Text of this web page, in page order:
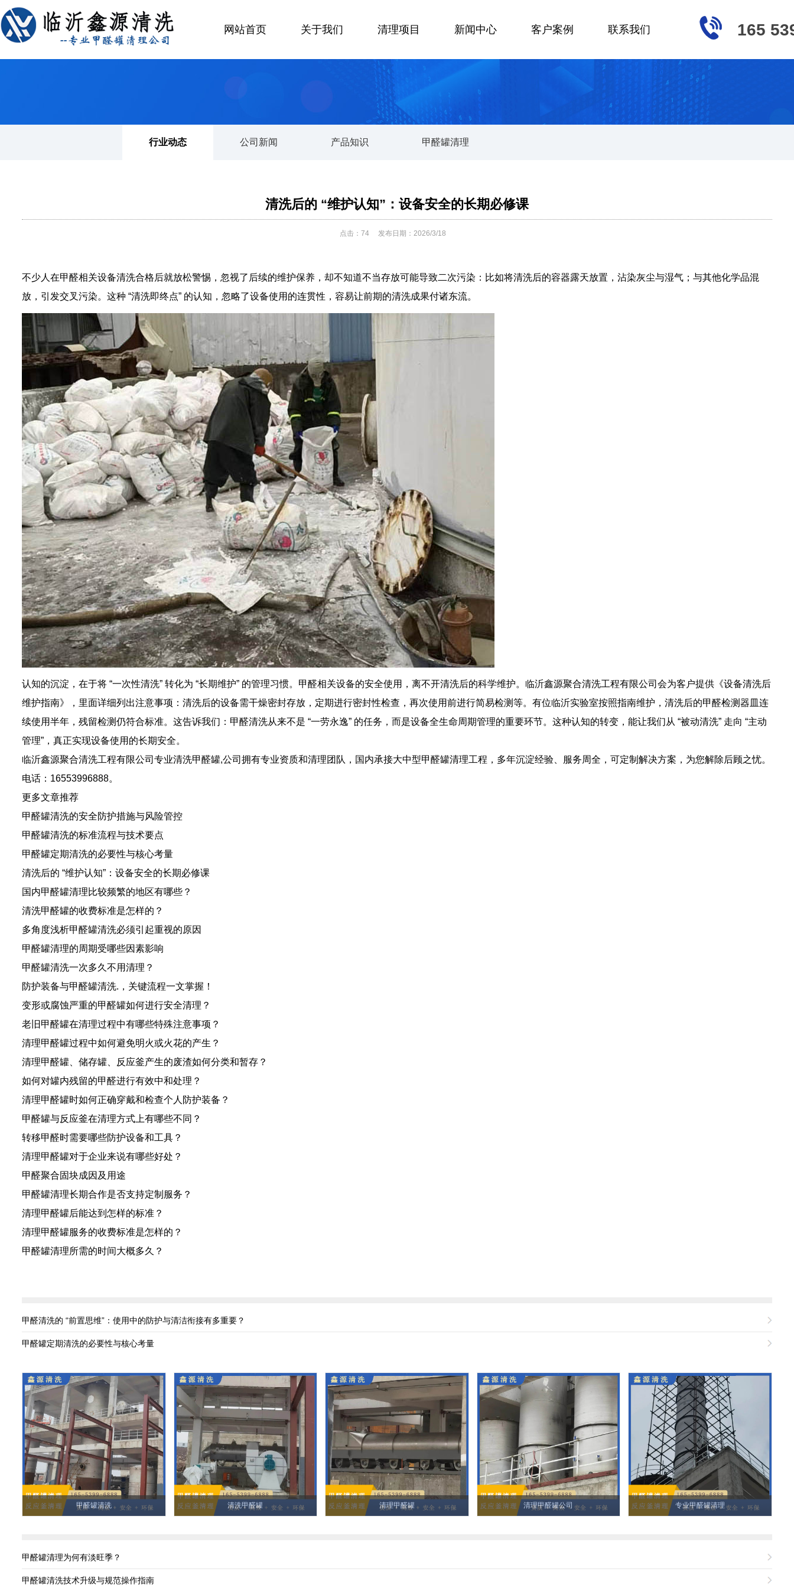
网站首页 关于我们 清理项目 新闻中心 客户案例 联系我们 165
首页 公司新闻
行业动态 公司新闻 产品知识 甲醛罐清理
清洗后的 “维护认知”：设备安全的长期必修课
点击： 74 发布日期：2026/3/18
不少人在甲醛相关设备清洗合格后就放松警惕，忽视了后续的维护保养，却不知道不当存放可能导致二次污染：比如将清洗后的容器露天放置，沾染灰尘与湿气；与其他化学品混
放，引发交叉污染。这种 “清洗即终点” 的认知，忽略了设备使用的连贯性，容易让前期的清洗成果付诸东流。
认知的沉淀，在于将 “一次性清洗” 转化为 “长期维护” 的管理习惯。甲醛相关设备的安全使用，离不开清洗后的科学维护。临沂鑫源聚合清洗工程有限公司会为客户提供《设备清洗后
维护指南》，里面详细列出注意事项：清洗后的设备需干燥密封存放，定期进行密封性检查，再次使用前进行简易检测等。有位临沂实验室按照指南维护，清洗后的甲醛检测器皿连
续使用半年，残留检测仍符合标准。这告诉我们：甲醛清洗从来不是 “一劳永逸” 的任务，而是设备全生命周期管理的重要环节。这种认知的转变，能让我们从 “被动清洗” 走向 “主动
管理”，真正实现设备使用的长期安全。
临沂鑫源聚合清洗工程有限公司专业清洗甲醛罐,公司拥有专业资质和清理团队，国内承接大中型甲醛罐清理工程，多年沉淀经验、服务周全，可定制解决方案，为您解除后顾之忧。
电话：16553996888。
更多文章推荐
甲醛罐清洗的安全防护措施与风险管控
甲醛罐清洗的标准流程与技术要点
甲醛罐定期清洗的必要性与核心考量
清洗后的 “维护认知”：设备安全的长期必修课
国内甲醛罐清理比较频繁的地区有哪些？
清洗甲醛罐的收费标准是怎样的？
多角度浅析甲醛罐清洗必须引起重视的原因
甲醛罐清理的周期受哪些因素影响
甲醛罐清洗一次多久不用清理？
防护装备与甲醛罐清洗.，关键流程一文掌握！
变形或腐蚀严重的甲醛罐如何进行安全清理？
老旧甲醛罐在清理过程中有哪些特殊注意事项？
清理甲醛罐过程中如何避免明火或火花的产生？
清理甲醛罐、储存罐、反应釜产生的废渣如何分类和暂存？
如何对罐内残留的甲醛进行有效中和处理？
清理甲醛罐时如何正确穿戴和检查个人防护装备？
甲醛罐与反应釜在清理方式上有哪些不同？
转移甲醛时需要哪些防护设备和工具？
清理甲醛罐对于企业来说有哪些好处？
甲醛聚合固块成因及用途
甲醛罐清理长期合作是否支持定制服务？
清理甲醛罐后能达到怎样的标准？
清理甲醛罐服务的收费标准是怎样的？
甲醛罐清理所需的时间大概多久？
甲醛清洗的 “前置思维”：使用中的防护与清洁衔接有多重要？
甲醛罐定期清洗的必要性与核心考量
甲醛罐清洗 清洗甲醛罐 清理甲醛罐 清理甲醛罐公司 专业甲醛罐清理
甲醛罐清理为何有淡旺季？
甲醛罐清洗技术升级与规范操作指南